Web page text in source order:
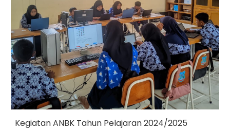
Kegiatan ANBK Tahun Pelajaran 2024/2025